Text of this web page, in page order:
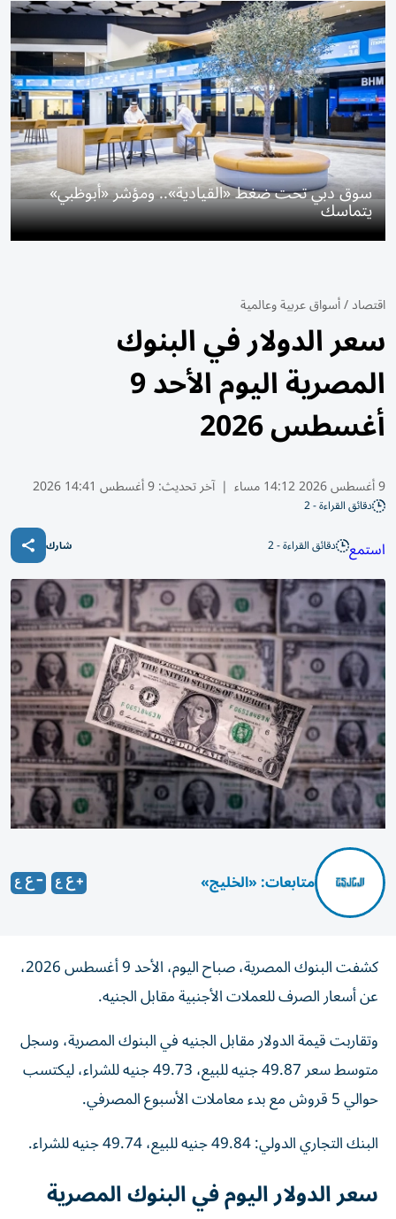
سوق دبي تحت ضغط «القيادية».. ومؤشر «أبوظبي»
يتماسك
اقتصاد/أسواق عربية وعالمية
سعر الدولار في البنوك
المصرية اليوم الأحد 9
أغسطس 2026
9 أغسطس 2026 14:12 مساء | آخر تحديث:9 أغسطس 14:41 2026
دقائق القراءة - 2
استمع دقائق القراءة - 2 شارك
متابعات: «الخليج»
كشفت البنوك المصرية، صباح اليوم، الأحد 9 أغسطس 2026،
عن أسعار الصرف للعملات الأجنبية مقابل الجنيه.
وتقاربت قيمة الدولار مقابل الجنيه في البنوك المصرية، وسجل
متوسط سعر 49.87 جنيه للبيع، 49.73 جنيه للشراء، ليكتسب
حوالي 5 قروش مع بدء معاملات الأسبوع المصرفي.
البنك التجاري الدولي: 49.84 جنيه للبيع، 49.74 جنيه للشراء.
سعر الدولار اليوم في البنوك المصرية